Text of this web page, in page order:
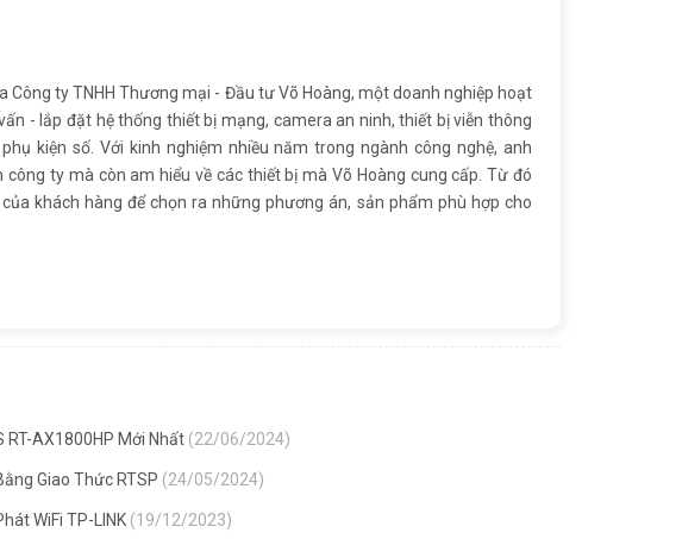
Công ty TNHH Thương mại - Đầu tư Võ Hoàng, một doanh nghiệp hoạt
- lắp đặt hệ thống thiết bị mạng, camera an ninh, thiết bị viễn thông
kiện số. Với kinh nghiệm nhiều năm trong ngành công nghệ, anh
công ty mà còn am hiểu về các thiết bị mà Võ Hoàng cung cấp. Từ đó
khách hàng để chọn ra những phương án, sản phẩm phù hợp cho
RT-AX1800HP Mới Nhất (22/06/2024)
Giao Thức RTSP (24/05/2024)
WiFi TP-LINK (19/12/2023)